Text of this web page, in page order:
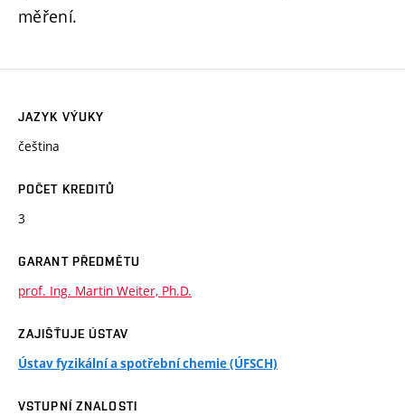
měření.
JAZYK VÝUKY
čeština
POČET KREDITŮ
3
GARANT PŘEDMĚTU
prof. Ing. Martin Weiter, Ph.D.
ZAJIŠŤUJE ÚSTAV
Ústav fyzikální a spotřební chemie (ÚFSCH)
VSTUPNÍ ZNALOSTI